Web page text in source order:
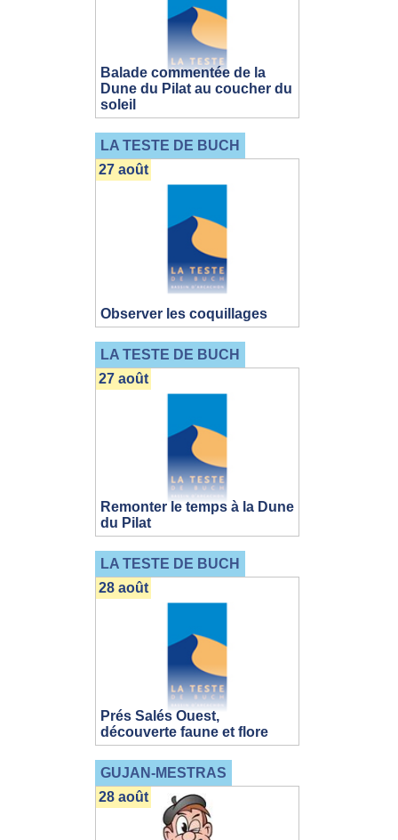
Balade commentée de la
Dune du Pilat au coucher du
soleil
LA TESTE DE BUCH
Observer les coquillages
27 août
LA TESTE DE BUCH
Remonter le temps à la Dune
du Pilat
27 août
LA TESTE DE BUCH
Prés Salés Ouest,
découverte faune et flore
28 août
GUJAN-MESTRAS
28 août